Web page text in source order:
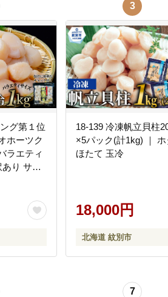
グ第１位
ホーツク
ラエティ
り サイ
3
18-139 冷凍帆立貝柱
×5パック(計1kg) ｜ ホ
ほたて 玉冷
18,000円
北海道 紋別市
7